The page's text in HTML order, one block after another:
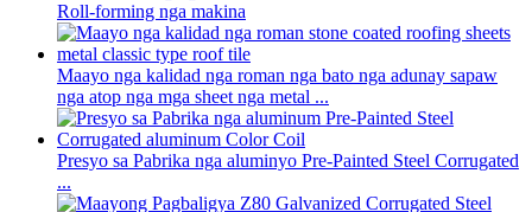
Roll-forming nga makina
Maayo nga kalidad nga roman nga bato nga adunay sapaw
nga atop nga mga sheet nga metal ...
Presyo sa Pabrika nga aluminyo Pre-Painted Steel Corrugated
...